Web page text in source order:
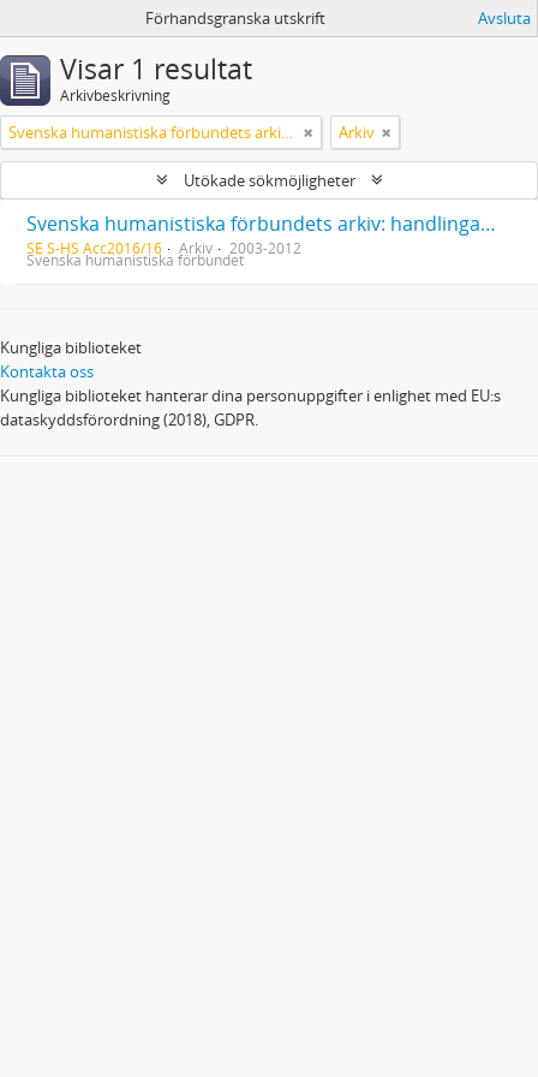
Förhandsgranska utskrift Avsluta
Visar 1 resultat
Arkivbeskrivning
Svenska humanistiska förbundets arkiv: handlingar 2003-2012 Arkiv
Utökade sökmöjligheter
Svenska humanistiska förbundets arkiv: handlingar 2003-2012
SE S-HS Acc2016/16 Arkiv 2003-2012
Svenska humanistiska förbundet
Kungliga biblioteket
Kontakta oss
Kungliga biblioteket hanterar dina personuppgifter i enlighet med EU:s
dataskyddsförordning (2018), GDPR.